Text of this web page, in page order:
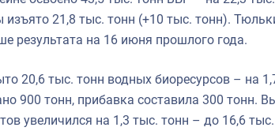
21,8 тыс. тонн (+10 тыс. тонн).
результата на 16 июня прошлого года.
20,6 тыс. тонн водных биоресурсов – на
900 тонн, прибавка составила 300 тонн.
увеличился на 1,3 тыс. тонн – до 16,6